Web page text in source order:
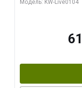
Модель: KW-Live0104